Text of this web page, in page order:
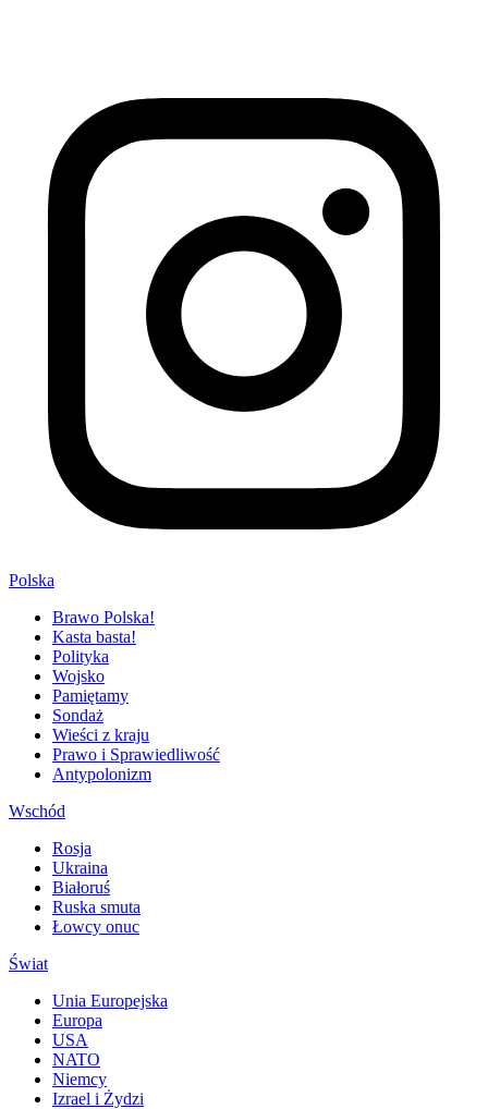
Polska
Brawo Polska!
Kasta basta!
Polityka
Wojsko
Pamiętamy
Sondaż
Wieści z kraju
Prawo i Sprawiedliwość
Antypolonizm
Wschód
Rosja
Ukraina
Białoruś
Ruska smuta
Łowcy onuc
Świat
Unia Europejska
Europa
USA
NATO
Niemcy
Izrael i Żydzi